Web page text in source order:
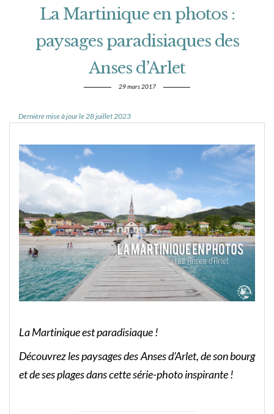
La Martinique en photos :
paysages paradisiaques des
Anses d’Arlet
29 mars 2017
Dernière mise à jour le 28 juillet 2023
La Martinique est paradisiaque !
Découvrez les paysages des Anses d’Arlet, de son bourg
et de ses plages dans cette série-photo inspirante !